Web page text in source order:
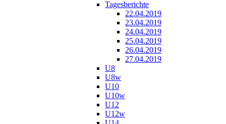
Tagesberichte
22.04.2019
23.04.2019
24.04.2019
25.04.2019
26.04.2019
27.04.2019
U8
U8w
U10
U10w
U12
U12w